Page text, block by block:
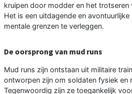
kruipen door modder en het trotseren
Het is een uitdagende en
mentale grenzen te verleggen.
De oorsprong van mud runs
Mud runs zijn ontstaan uit militaire
ontworpen zijn om soldaten fysiek en
Tegenwoordig zijn ze toegankelijk